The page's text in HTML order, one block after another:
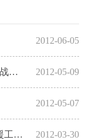
2012-06-05
浙江省 新疆文物局和浙大 塔大签订战略合作框架协议 2012-05-09
2012-05-07
浙江大学—贵州大学2012年对口支援工作会议在我校召开 2012-03-30